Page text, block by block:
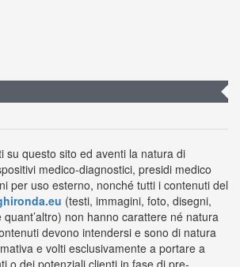
su questo sito ed aventi la natura di
medico-diagnostici, presidi medico
per uso esterno, nonché tutti i contenuti del
(testi, immagini, foto, disegni,
non hanno carattere né natura
devono intendersi e sono di natura
e volti esclusivamente a portare a
o dei potenziali clienti in fase di pre-